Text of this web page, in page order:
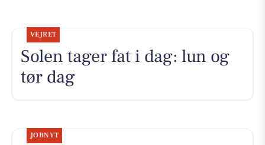
VEJRET
Solen tager fat i dag: lun og
tør dag
JOBNYT